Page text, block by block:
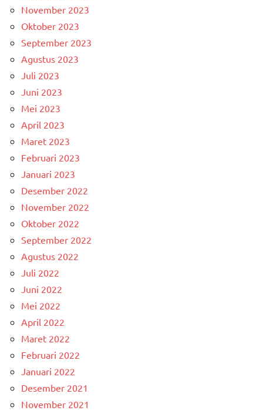
November 2023
Oktober 2023
September 2023
Agustus 2023
Juli 2023
Juni 2023
Mei 2023
April 2023
Maret 2023
Februari 2023
Januari 2023
Desember 2022
November 2022
Oktober 2022
September 2022
Agustus 2022
Juli 2022
Juni 2022
Mei 2022
April 2022
Maret 2022
Februari 2022
Januari 2022
Desember 2021
November 2021